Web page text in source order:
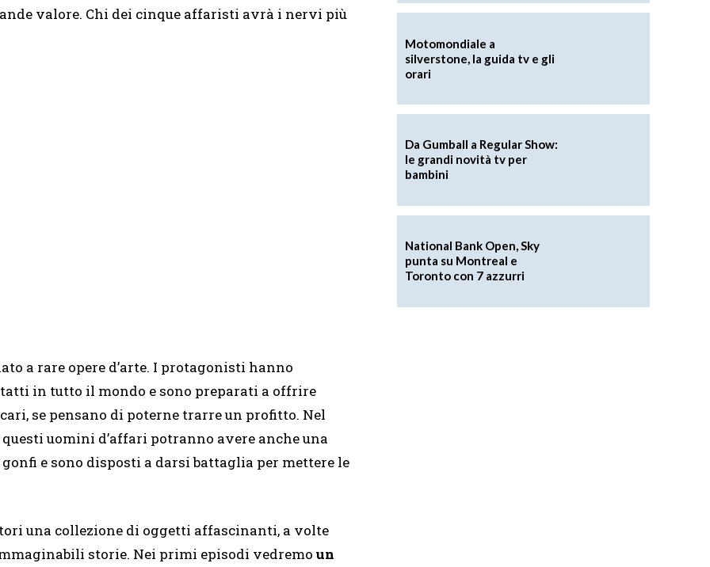
valore. Chi dei cinque affaristi avrà i nervi più
a rare opere d’arte. I protagonisti hanno
in tutto il mondo e sono preparati a offrire
se pensano di poterne trarre un profitto. Nel
uomini d’affari potranno avere anche una
e sono disposti a darsi battaglia per mettere le
una collezione di oggetti affascinanti, a volte
storie. Nei primi episodi vedremo un
Motomondiale a
silverstone, la guida tv e gli
orari
Da Gumball a Regular Show:
le grandi novità tv per
bambini
National Bank Open, Sky
punta su Montreal e
Toronto con 7 azzurri